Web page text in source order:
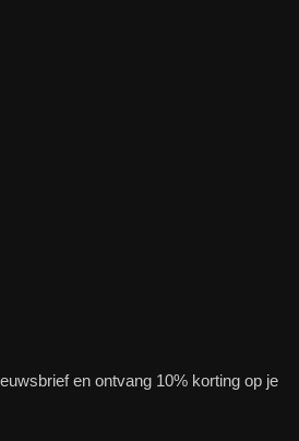
en ontvang 10% korting op je